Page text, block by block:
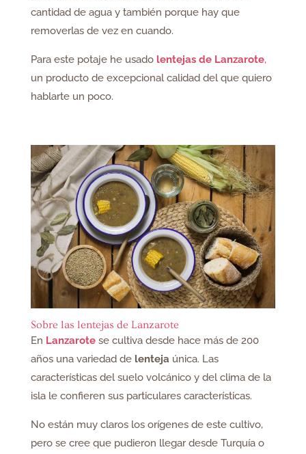
cantidad de agua y también porque hay que
removerlas de vez en cuando.
Para este potaje he usado lentejas de Lanzarote,
un producto de excepcional calidad del que quiero
hablarte un poco.
Sobre las lentejas de Lanzarote
En Lanzarotese cultiva desde hace más de 200
años una variedad de lenteja única. Las
características del suelo volcánico y del clima de la
isla le confieren sus particulares características.
No están muy claros los orígenes de este cultivo,
pero se cree que pudieron llegar desde Turquía o